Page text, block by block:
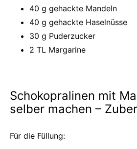
40 g gehackte Mandeln
40 g gehackte Haselnüsse
30 g Puderzucker
2 TL Margarine
Schokopralinen mit
selber machen –
Für die Füllung: